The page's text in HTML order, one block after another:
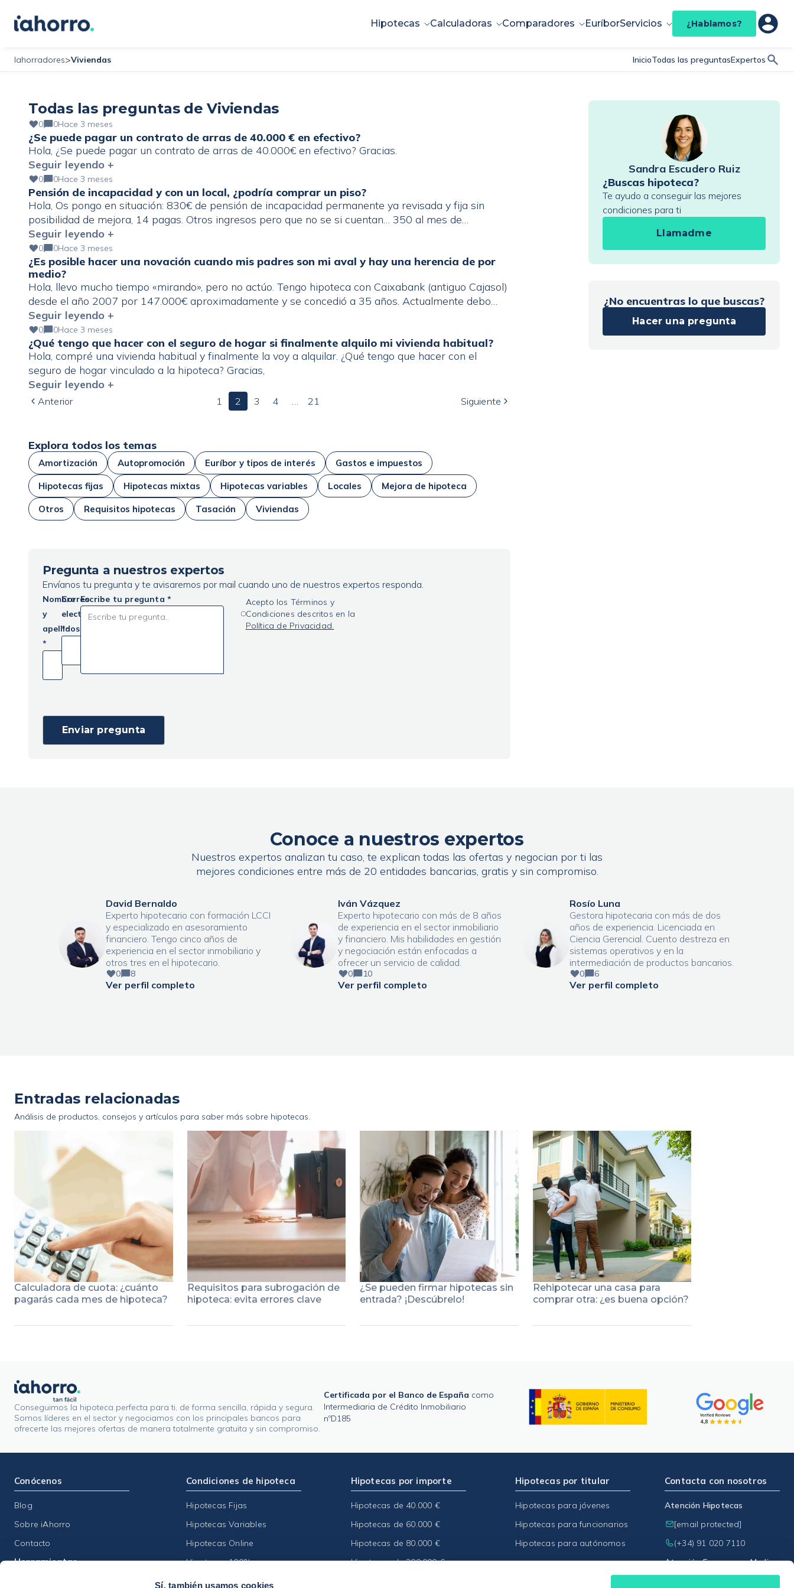
Sí, también usamos cookies
Hipotecas Calculadoras Comparadores EuríborServicios ¿Hablamos?
Iahorradores>Viviendas InicioTodas las preguntasExpertos
Todas las preguntas de Viviendas
0 0Hace 3 meses
¿Se puede pagar un contrato de arras de 40.000 € en efectivo?
Hola, ¿Se puede pagar un contrato de arras de 40.000€ en efectivo? Gracias.
Seguir leyendo +
0 0Hace 3 meses
Pensión de incapacidad y con un local, ¿podría comprar un piso?
Hola, Os pongo en situación: 830€ de pensión de incapacidad permanente ya revisada y fija sin
posibilidad de mejora, 14 pagas. Otros ingresos pero que no se si cuentan… 350 al mes de
deducciones de familia numerosa e hijo discapacitado a cargo y el complemento de ayuda a la
infancia. Un pequeño local en propiedad […]
Seguir leyendo +
0 0Hace 3 meses
¿Es posible hacer una novación cuando mis padres son mi aval y hay una herencia de por
medio?
Hola, llevo mucho tiempo «mirando», pero no actúo. Tengo hipoteca con Caixabank (antiguo Cajasol)
desde el año 2007 por 147.000€ aproximadamente y se concedió a 35 años. Actualmente debo
unos 77.800€. Tengo EURIBOR + 1,25%. Principal escollo que tengo de avalistas a mis padres (mi
padre falleció y hay un lío de herencia de por […]
Seguir leyendo +
0 0Hace 3 meses
¿Qué tengo que hacer con el seguro de hogar si finalmente alquilo mi vivienda habitual?
Hola, compré una vivienda habitual y finalmente la voy a alquilar. ¿Qué tengo que hacer con el
seguro de hogar vinculado a la hipoteca? Gracias,
Seguir leyendo +
Anterior 1 2 3 4 … 21 Siguiente
Explora todos los temas
Amortización Autopromoción Euríbor y tipos de interés Gastos e impuestos
Hipotecas fijas Hipotecas mixtas Hipotecas variables Locales Mejora de hipoteca
Otros Requisitos hipotecas Tasación Viviendas
Pregunta a nuestros expertos
Envíanos tu pregunta y te avisaremos por mail cuando uno de nuestros expertos responda.
Nombre
y
apellidos
*
Correo
electrónico
*
Escribe tu pregunta *
Acepto los Términos y
Condiciones descritos en la
Política de Privacidad.
Sandra Escudero Ruiz
¿Buscas hipoteca?
Te ayudo a conseguir las mejores
condiciones para ti
Llamadme
¿No encuentras lo que buscas?
Hacer una pregunta
Conoce a nuestros expertos
Nuestros expertos analizan tu caso, te explican todas las ofertas y negocian por ti las
mejores condiciones entre más de 20 entidades bancarias, gratis y sin compromiso.
David Bernaldo
Experto hipotecario con formación LCCI
y especializado en asesoramiento
financiero. Tengo cinco años de
experiencia en el sector inmobiliario y
otros tres en el hipotecario.
0 8
Ver perfil completo
Iván Vázquez
Experto hipotecario con más de 8 años
de experiencia en el sector inmobiliario
y financiero. Mis habilidades en gestión
y negociación están enfocadas a
ofrecer un servicio de calidad.
0 10
Ver perfil completo
Rosío Luna
Gestora hipotecaria con más de dos
años de experiencia. Licenciada en
Ciencia Gerencial. Cuento destreza en
sistemas operativos y en la
intermediación de productos bancarios.
0 6
Ver perfil completo
Entradas relacionadas
Análisis de productos, consejos y artículos para saber más sobre hipotecas.
Calculadora de cuota: ¿cuánto
pagarás cada mes de hipoteca?
Requisitos para subrogación de
hipoteca: evita errores clave
¿Se pueden firmar hipotecas sin
entrada? ¡Descúbrelo!
Rehipotecar una casa para
comprar otra: ¿es buena opción?
Conseguimos la hipoteca perfecta para ti, de forma sencilla, rápida y segura.
Somos líderes en el sector y negociamos con los principales bancos para
ofrecerte las mejores ofertas de manera totalmente gratuita y sin compromiso.
Certificada por el Banco de España como
Intermediaria de Crédito Inmobiliario
nºD185
Conócenos
Blog
Sobre iAhorro
Contacto
Herramientas
Condiciones de hipoteca
Hipotecas Fijas
Hipotecas Variables
Hipotecas Online
Hipotecas 100%
Hipotecas por importe
Hipotecas de 40.000 €
Hipotecas de 60.000 €
Hipotecas de 80.000 €
Hipotecas de 200.000 €
Hipotecas por titular
Hipotecas para jóvenes
Hipotecas para funcionarios
Hipotecas para autónomos
Contacta con nosotros
Atención Hipotecas
[email protected]
(+34) 91 020 7110
Atención Empresas y Medios